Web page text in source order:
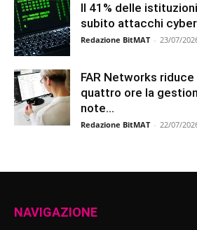
Il 41% delle
subito attacchi
Redazione BitMAT - 23/07/
FAR Networks
quattro ore la
note...
Redazione BitMAT - 22/07/
NAVIGAZIONE